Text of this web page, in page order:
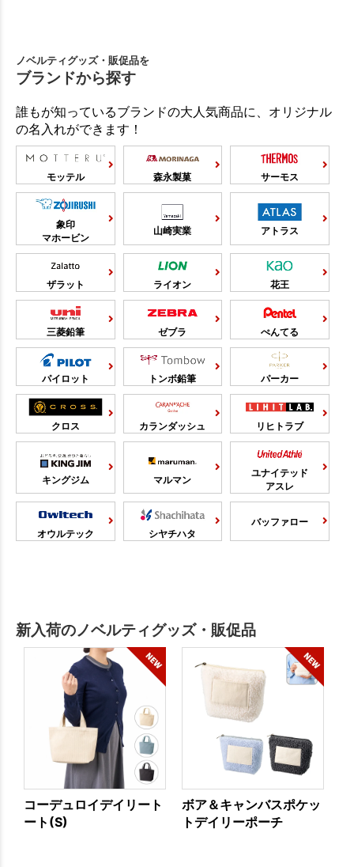
ノベルティグッズ・販促品を
ブランドから探す
誰もが知っているブランドの大人気商品に、オリジナル
の名入れができます！
モッテル 森永製菓 サーモス
象印
マホービン
山崎実業 アトラス
ザラット ライオン 花王
三菱鉛筆 ゼブラ ぺんてる
パイロット トンボ鉛筆 パーカー
クロス カランダッシュ リヒトラブ
キングジム マルマン
ユナイテッド
アスレ
オウルテック シヤチハタ
バッファロー
新入荷のノベルティグッズ・販促品
コーデュロイデイリート
ート(S)
ボア＆キャンバスポケッ
トデイリーポーチ